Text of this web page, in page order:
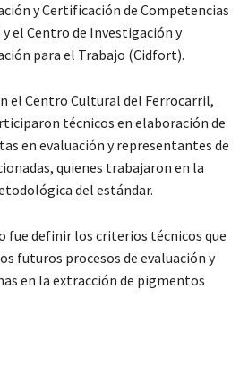
y Certificación de Competencias
y el Centro de Investigación y
para el Trabajo (Cidfort).
el Centro Cultural del Ferrocarril,
técnicos en elaboración de
en evaluación y representantes de
quienes trabajaron en la
del estándar.
fue definir los criterios técnicos que
futuros procesos de evaluación y
en la extracción de pigmentos